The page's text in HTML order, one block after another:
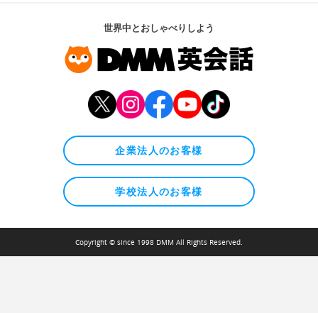
世界中とおしゃべりしよう
企業法人のお客様
学校法人のお客様
Copyright © since 1998 DMM All Rights Reserved.